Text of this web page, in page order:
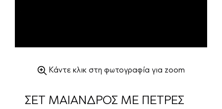
Κάντε κλικ στη φωτογραφία για zoom
ΣΕΤ ΜΑΙΑΝΔΡΟΣ ΜΕ ΠΕΤΡΕΣ